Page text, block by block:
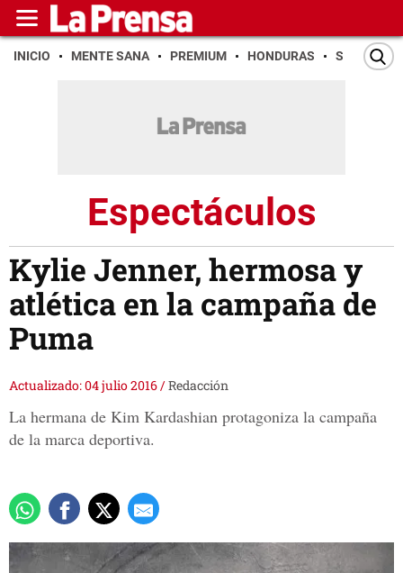
INICIO MENTE SANA PREMIUM HONDURAS SAN PEDRO
Espectáculos
Kylie Jenner, hermosa y
atlética en la campaña de
Puma
Actualizado: 04 julio 2016/Redacción
La hermana de Kim Kardashian protagoniza la campaña
de la marca deportiva.